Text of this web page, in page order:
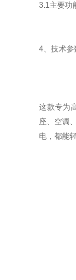
3.1主要功
4、技术参
这款专为
座、空调
电，都能